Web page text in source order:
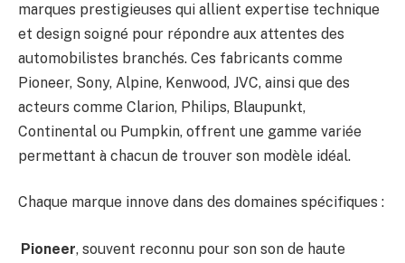
marques prestigieuses qui allient expertise technique
et design soigné pour répondre aux attentes des
automobilistes branchés. Ces fabricants comme
Pioneer, Sony, Alpine, Kenwood, JVC, ainsi que des
acteurs comme Clarion, Philips, Blaupunkt,
Continental ou Pumpkin, offrent une gamme variée
permettant à chacun de trouver son modèle idéal.
Chaque marque innove dans des domaines spécifiques :
Pioneer, souvent reconnu pour son son de haute